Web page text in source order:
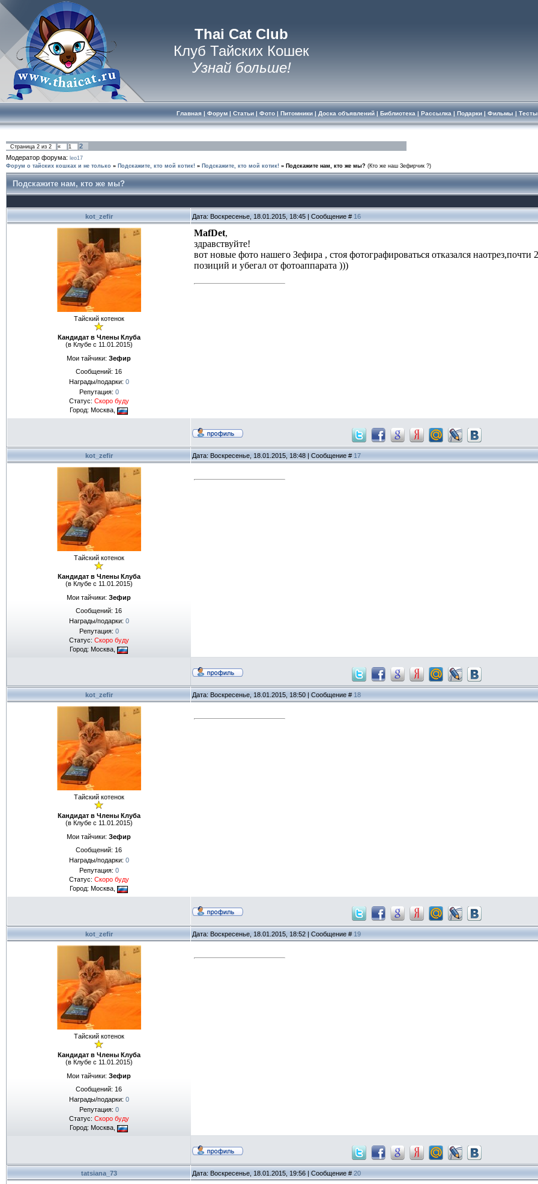
Thai Cat Club
Клуб Тайских Кошек
Узнай больше!
Главная| Форум| Статьи| Фото| Питомники| Доска объявлений| Библиотека | Рассылка | Подарки| Фильмы | Тесты
Страница 2 из 2 « 1
2
Модератор форума: leo17
Форум о тайских кошках и не только » Подскажите, кто мой котик! » Подскажите, кто мой котик! » Подскажите нам, кто же мы? (Кто же наш Зефирчик ?)
Подскажите нам, кто же мы?
kot_zefir Дата: Воскресенье, 18.01.2015, 18:45 | Сообщение # 16
Тайский котенок
Кандидат в Члены Клуба
(в Клубе с 11.01.2015)
Мои тайчики: Зефир
Сообщений: 16
Награды/подарки: 0
Репутация: 0
Статус: Скоро буду
Город: Москва,
MafDet,
здравствуйте!
вот новые фото нашего Зефира , стоя фотографироваться отказался
позиций и убегал от фотоаппарата )))
kot_zefir Дата: Воскресенье, 18.01.2015, 18:48 | Сообщение # 17
Тайский котенок
Кандидат в Члены Клуба
(в Клубе с 11.01.2015)
Мои тайчики: Зефир
Сообщений: 16
Награды/подарки: 0
Репутация: 0
Статус: Скоро буду
Город: Москва,
kot_zefir Дата: Воскресенье, 18.01.2015, 18:50 | Сообщение # 18
Тайский котенок
Кандидат в Члены Клуба
(в Клубе с 11.01.2015)
Мои тайчики: Зефир
Сообщений: 16
Награды/подарки: 0
Репутация: 0
Статус: Скоро буду
Город: Москва,
kot_zefir Дата: Воскресенье, 18.01.2015, 18:52 | Сообщение # 19
Тайский котенок
Кандидат в Члены Клуба
(в Клубе с 11.01.2015)
Мои тайчики: Зефир
Сообщений: 16
Награды/подарки: 0
Репутация: 0
Статус: Скоро буду
Город: Москва,
tatsiana_73 Дата: Воскресенье, 18.01.2015, 19:56 | Сообщение # 20